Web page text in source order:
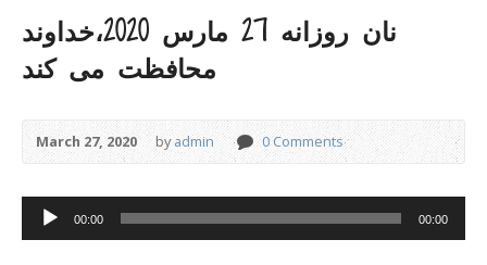
نان روزانه 27 مارس 2020،خداوند
محافظت می کند
March 27, 2020 byadmin 0 Comments
Audio
Player
00:00 00:00